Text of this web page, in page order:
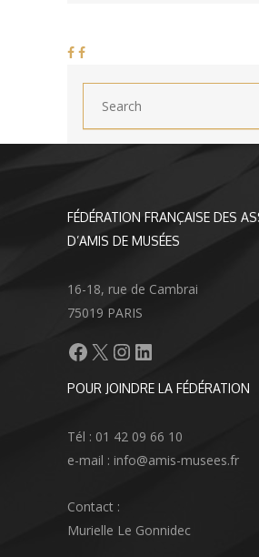
FÉDÉRATION FRANÇAISE DES
D’AMIS DE MUSÉES
16-18, rue de Cambrai
75019 PARIS
Facebook
X Instagram
LinkedIn
POUR JOINDRE LA FÉDÉRATION
Tél : 01 42 09 66 10
e-mail : info@amis-musees.fr
Contact :
Murielle Le Gonnidec